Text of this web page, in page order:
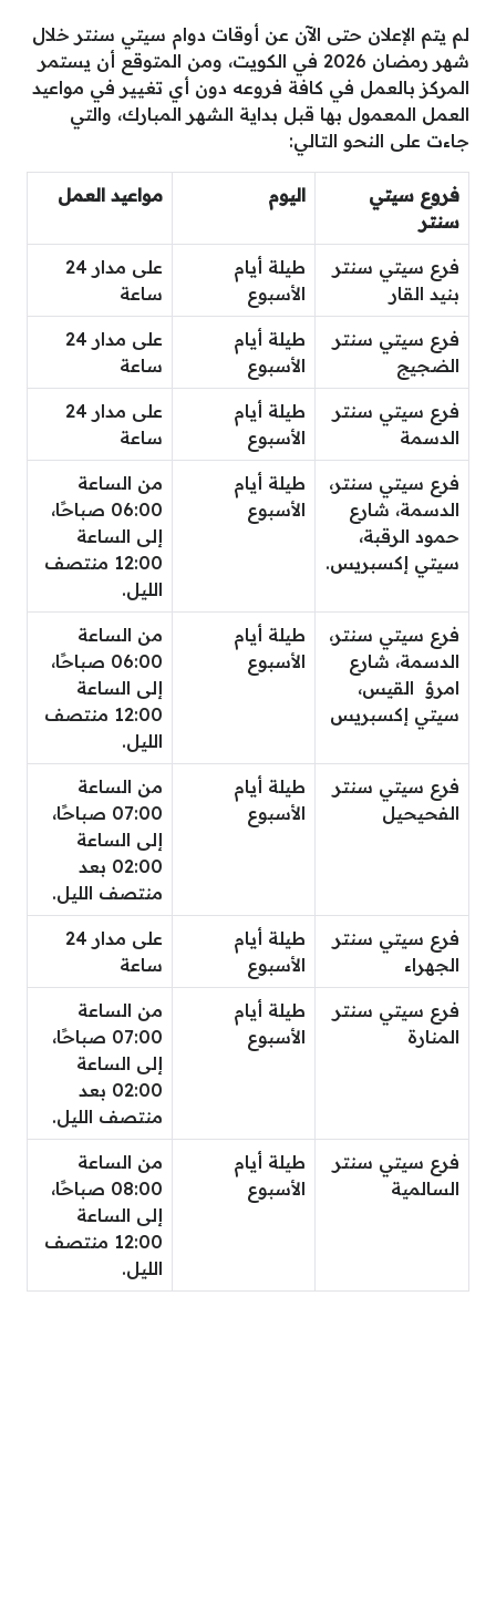
لم يتم الإعلان حتى الآن عن أوقات دوام سيتي سنتر خلال
شهر رمضان 2026 في الكويت، ومن المتوقع أن يستمر
المركز بالعمل في كافة فروعه دون أي تغيير في مواعيد
العمل المعمول بها قبل بداية الشهر المبارك، والتي
جاءت على النحو التالي:
فروع سيتي
سنتر
اليوم مواعيد العمل
فرع سيتي سنتر
بنيد القار
طيلة أيام
الأسبوع
على مدار 24
ساعة
فرع سيتي سنتر
الضجيج
طيلة أيام
الأسبوع
على مدار 24
ساعة
فرع سيتي سنتر
الدسمة
طيلة أيام
الأسبوع
على مدار 24
ساعة
فرع سيتي سنتر،
الدسمة، شارع
حمود الرقبة،
سيتي إكسبريس.
طيلة أيام
الأسبوع
من الساعة
06:00 صباحًا،
إلى الساعة
12:00 منتصف
الليل.
فرع سيتي سنتر،
الدسمة، شارع
امرؤ القيس،
سيتي إكسبريس
طيلة أيام
الأسبوع
من الساعة
06:00 صباحًا،
إلى الساعة
12:00 منتصف
الليل.
فرع سيتي سنتر
الفحيحيل
طيلة أيام
الأسبوع
من الساعة
07:00 صباحًا،
إلى الساعة
02:00 بعد
منتصف الليل.
فرع سيتي سنتر
الجهراء
طيلة أيام
الأسبوع
على مدار 24
ساعة
فرع سيتي سنتر
المنارة
طيلة أيام
الأسبوع
من الساعة
07:00 صباحًا،
إلى الساعة
02:00 بعد
منتصف الليل.
فرع سيتي سنتر
السالمية
طيلة أيام
الأسبوع
من الساعة
08:00 صباحًا،
إلى الساعة
12:00 منتصف
الليل.